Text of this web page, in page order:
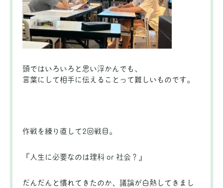
頭ではいろいろと思い浮かんでも、
言葉にして相手に伝えることって難しいものです。
作戦を練り直して2回戦目。
『人生に必要なのは理科 or 社会？』
だんだんと慣れてきたのか、議論が白熱してきまし